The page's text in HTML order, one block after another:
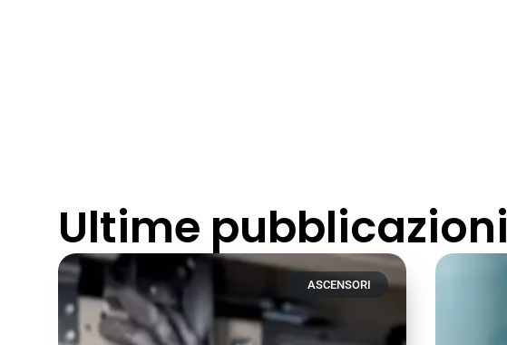
Ultime pubblicazioni
ASCENSORI